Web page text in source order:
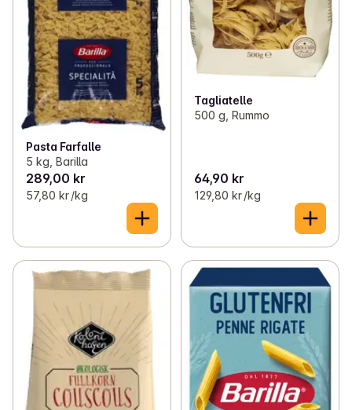
Pasta Farfalle
5 kg, Barilla
289,00 kr
57,80 kr /kg
Tagliatelle
500 g, Rummo
64,90 kr
129,80 kr /kg